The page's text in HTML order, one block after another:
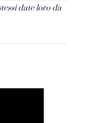
date loro da